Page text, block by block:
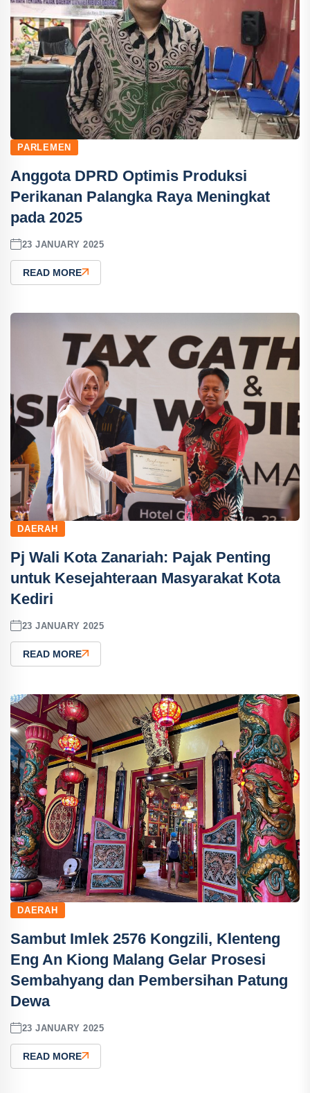
PARLEMEN
Anggota DPRD Optimis Produksi
Perikanan Palangka Raya Meningkat
pada 2025
23 JANUARY 2025
READ MORE
DAERAH
Pj Wali Kota Zanariah: Pajak Penting
untuk Kesejahteraan Masyarakat Kota
Kediri
23 JANUARY 2025
READ MORE
DAERAH
Sambut Imlek 2576 Kongzili, Klenteng
Eng An Kiong Malang Gelar Prosesi
Sembahyang dan Pembersihan Patung
Dewa
23 JANUARY 2025
READ MORE